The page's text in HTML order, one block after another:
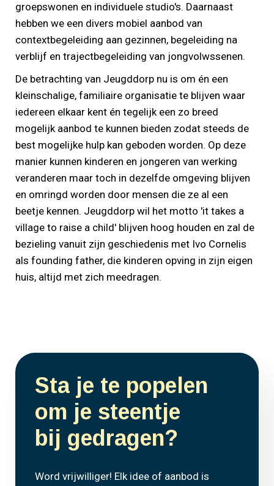
groepswonen en individuele studio's. Daarnaast
hebben we een divers mobiel aanbod van
contextbegeleiding aan gezinnen, begeleiding na
verblijf en trajectbegeleiding van jongvolwssenen.
De betrachting van Jeugddorp nu is om én een
kleinschalige, familiaire organisatie te blijven waar
iedereen elkaar kent én tegelijk een zo breed
mogelijk aanbod te kunnen bieden zodat steeds de
best mogelijke hulp kan geboden worden. Op deze
manier kunnen kinderen en jongeren van werking
veranderen maar toch in dezelfde omgeving blijven
en omringd worden door mensen die ze al een
beetje kennen. Jeugddorp wil het motto 'it takes a
village to raise a child' blijven hoog houden en zal de
bezieling vanuit zijn geschiedenis met Ivo Cornelis
als founding father, die kinderen opving in zijn eigen
huis, altijd met zich meedragen.
Sta je te popelen
om je steentje
bij gedragen?
Word vrijwilliger! Elk idee of aanbod is